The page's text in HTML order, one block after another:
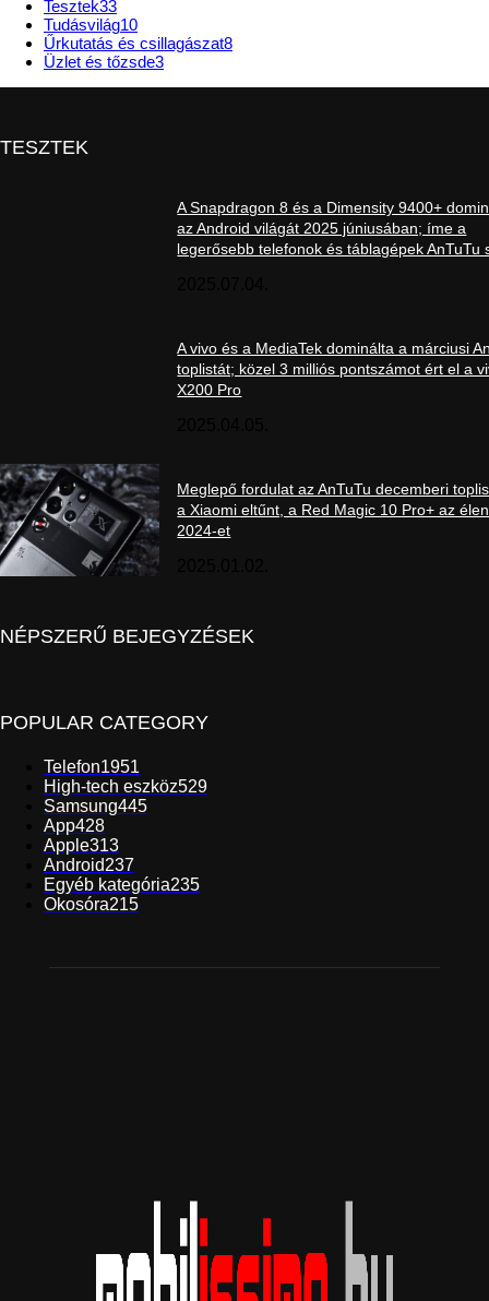
Tesztek33
Tudásvilág10
Űrkutatás és csillagászat8
Üzlet és tőzsde3
TESZTEK
A Snapdragon 8 és a Dimensity 9400+
az Android világát 2025 júniusában; íme a
legerősebb telefonok és táblagépek AnTuTu
A vivo és a MediaTek dominálta a márciusi
toplistát; közel 3 milliós pontszámot ért el a
X200 Pro
Meglepő fordulat az AnTuTu decemberi
a Xiaomi eltűnt, a Red Magic 10 Pro+ az
2024-et
NÉPSZERŰ BEJEGYZÉSEK
POPULAR CATEGORY
Telefon1951
High-tech eszköz529
Samsung445
App428
Apple313
Android237
Egyéb kategória235
Okosóra215